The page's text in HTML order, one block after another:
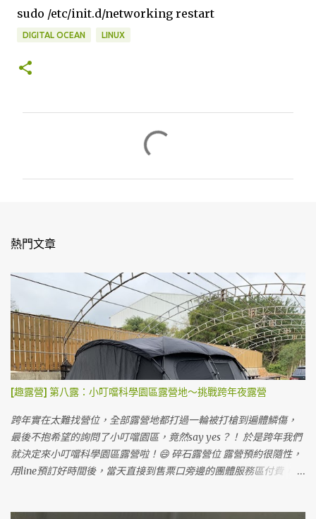
sudo /etc/init.d/networking restart
DIGITAL OCEAN LINUX
熱門文章
[趣露營] 第八露：小叮噹科學園區露營地～挑戰跨年夜露營
跨年實在太難找營位，全部露營地都打過一輪被打槍到遍體鱗傷，
最後不抱希望的詢問了小叮噹園區，竟然say yes？！ 於是跨年我們
就決定來小叮噹科學園區露營啦！😄 碎石露營位 露營預約很隨性，
用line預訂好時間後，當天直接到售票口旁邊的團體服務區付費，會